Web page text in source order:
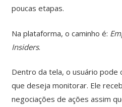
poucas etapas.
Na plataforma, o caminho é:
Insiders.
Dentro da tela, o usuário pode
que deseja monitorar. Ele
negociações de ações assim